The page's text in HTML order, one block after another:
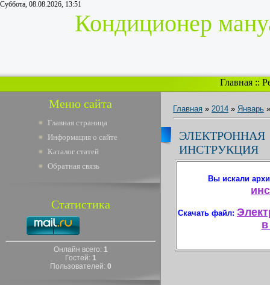
Суббота, 08.08.2026, 13:51
Кондиционер
Главная::
Меню сайта
Главная страница
Информация о сайте
Каталог статей
Обратная связь
Статистика
Онлайн всего: 1
Гостей: 1
Пользователей: 0
Главная » 2014 » Январь »
ИНСТРУКЦИЯ
Вы искали
Скачать файл: